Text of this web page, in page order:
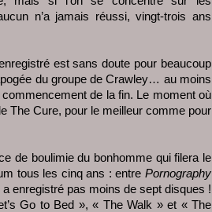
n’a jamais réussi, vingt-trois ans
est sans doute pour beaucoup
du groupe de Crawley… au moins
de la fin. Le moment où
The Cure, pour le meilleur comme pour
de boulimie du bonhomme qui filera le
tous les cinq ans : entre Pornography
enregistré pas moins de sept disques !
Go to Bed », « The Walk » et « The